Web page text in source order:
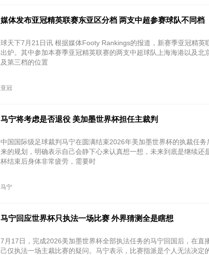
媒体发布亚冠精英联赛东亚区分档 两支中超参赛球队不同档
球天下7月21日讯 根据媒体Footy Rankings的报道，新赛季亚冠精英
出炉。其中参加本赛季亚冠精英联赛的两支中超球队上海海港以及北
及第三档的位置
亚冠
马宁将考虑是否退役 美加墨世界杯担任主裁判
中国国际级足球裁判马宁在圆满结束2026年美加墨世界杯的执裁任
来的规划，明确表示自己会静下心来认真想一想，未来到底是继续还
杯结束后身体非常疲劳，需要时
马宁
马宁回应世界杯只执法一场比赛 外界猜测全是瞎想
7月17日，完成2026美加墨世界杯全部执法任务的马宁回国后，在直
己仅执法一场主裁比赛的疑问。马宁表示，比赛指派是个人无法决定